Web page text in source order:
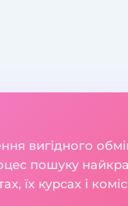
вигідного
пошуку
їх курсах і